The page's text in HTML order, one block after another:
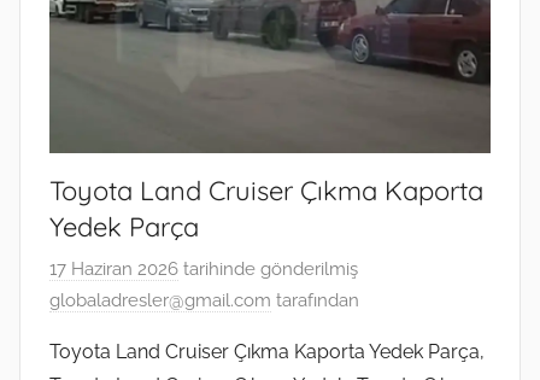
Toyota Land Cruiser Çıkma Kaporta
Yedek Parça
17 Haziran 2026 tarihinde gönderilmiş
globaladresler@gmail.com tarafından
Toyota Land Cruiser Çıkma Kaporta Yedek Parça,